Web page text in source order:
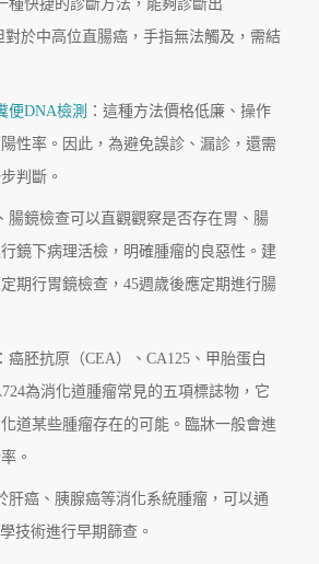
種快捷的診斷方法，能夠診斷出
對於中高位直腸癌，手指無法觸及，需結
便DNA檢測 ：這種方法價格低廉、操作
性率。因此，為避免誤診、漏診，還需
判斷。
腸鏡檢查可以直觀觀察是否存在胃、腸
鏡下病理活檢，明確腫瘤的良惡性。建
期行胃鏡檢查，45週歲後應定期進行腸
癌胚抗原（CEA）、CA125、甲胎蛋白
為消化道腫瘤常見的五項標誌物，它
道某些腫瘤存在的可能。臨牀一般會進
。
肝癌、胰腺癌等消化系統腫瘤，可以通
技術進行早期篩查。